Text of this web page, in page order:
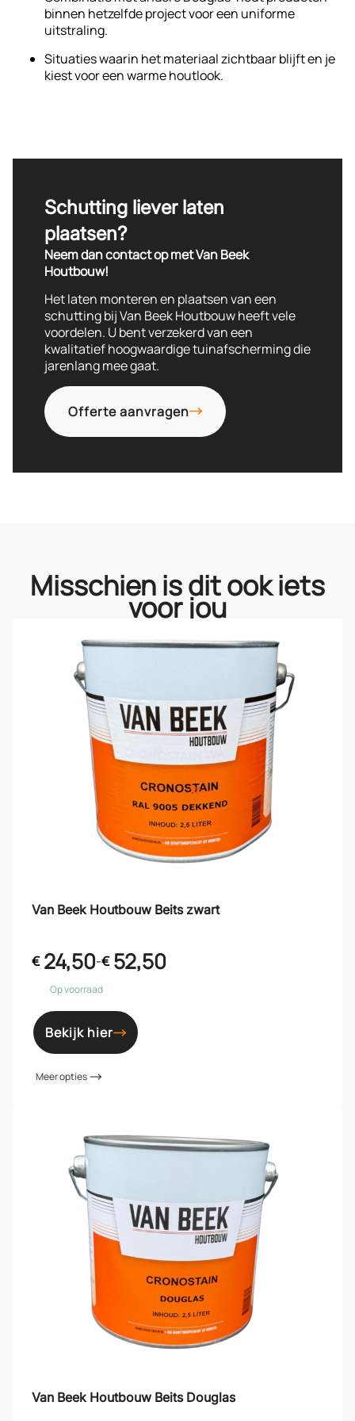
binnen hetzelfde project voor een uniforme
uitstraling.
Situaties waarin het materiaal zichtbaar blijft en je
kiest voor een warme houtlook.
Schutting liever laten
plaatsen?
Neem dan contact op met Van Beek
Houtbouw!
Het laten monteren en plaatsen van een
schutting bij Van Beek Houtbouw heeft vele
voordelen. U bent verzekerd van een
kwalitatief hoogwaardige tuinafscherming die
jarenlang mee gaat.
Offerte aanvragen
Misschien is dit ook iets
voor jou
Van Beek Houtbouw Beits zwart
€24,50-€52,50
Op voorraad
Bekijk hier
Meer opties
Van Beek Houtbouw Beits Douglas